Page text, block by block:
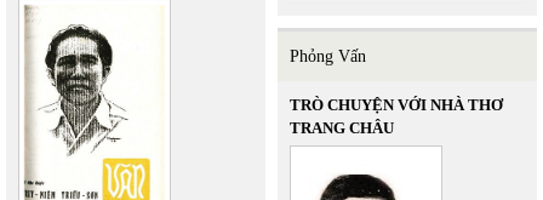
Phỏng Vấn
TRÒ CHUYỆN VỚI NHÀ THƠ
TRANG CHÂU